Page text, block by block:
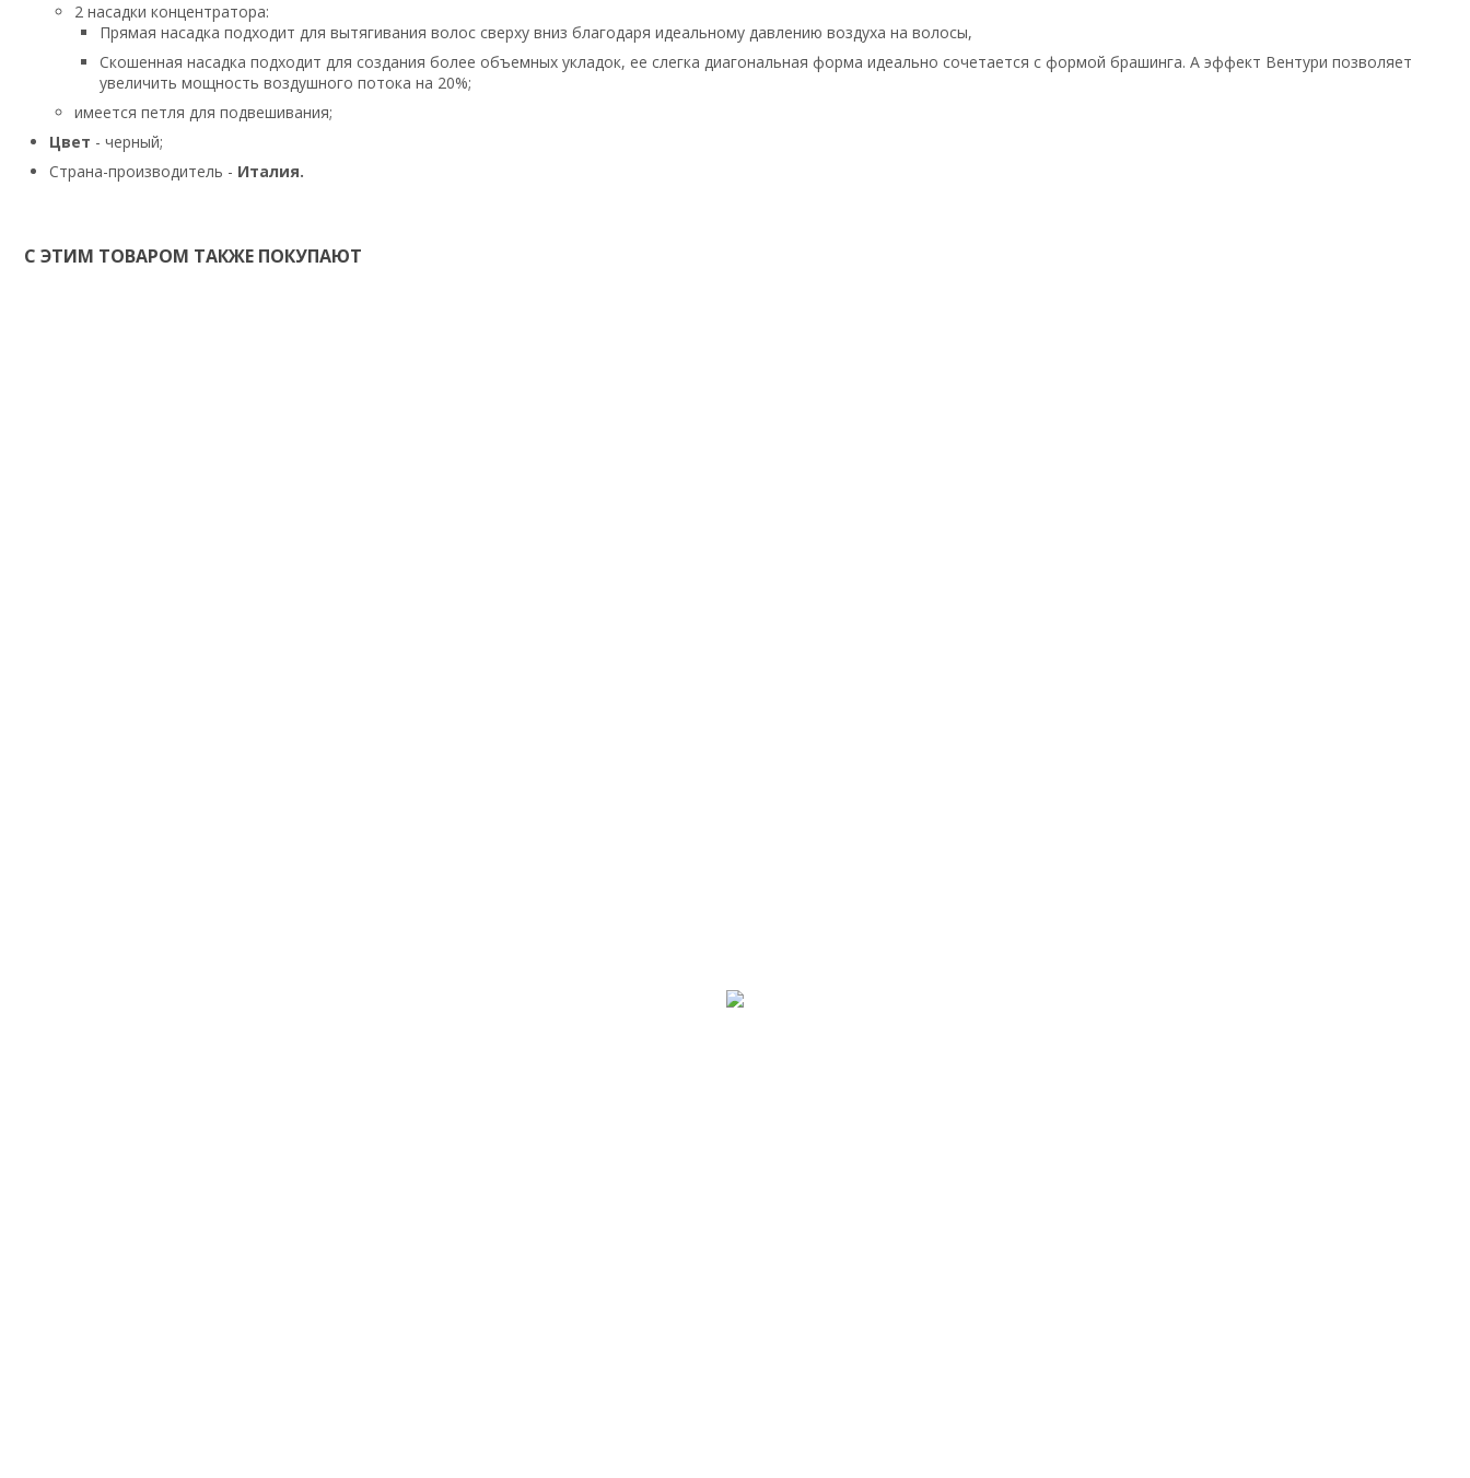
2 насадки концентратора:
Прямая насадка подходит для вытягивания волос сверху вниз благодаря идеальному давлению воздуха на волосы,
Скошенная насадка подходит для создания более объемных укладок, ее слегка диагональная форма идеально сочетается с формой брашинга. А эффект Вентури позволяет
увеличить мощность воздушного потока на 20%;
имеется петля для подвешивания;
Цвет - черный;
Страна-производитель - Италия.
С ЭТИМ ТОВАРОМ ТАКЖЕ ПОКУПАЮТ